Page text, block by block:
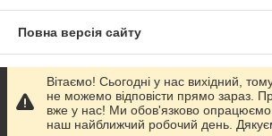
Повна версія сайту
Сайт створено на маркетплейсі Prom.ua
Політика конфіденційності
Вітаємо! Сьогодні у нас вихідний,
не можемо відповісти прямо зараз.
вже у нас! Ми обов'язково опрацюємо
наш найближчий робочий день.